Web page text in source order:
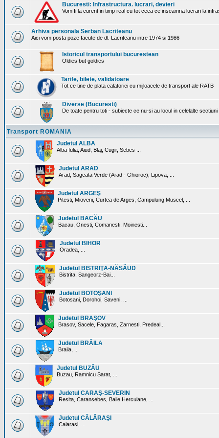
Bucuresti: Infrastructura. lucrari, devieri
Vom fi la curent in timp real cu tot ceea ce inseamna lucrari la
Arhiva personala Serban Lacriteanu
Aici vom posta poze facute de dl. Lacriteanu intre 1974 si 1986
Istoricul transportului bucurestean
Oldies but goldies
Tarife, bilete, validatoare
Tot ce tine de plata calatoriei cu mijloacele de transport ale RATB
Diverse (Bucuresti)
De toate pentru toti - subiecte ce nu-si au locul in celelalte
Transport ROMANIA
Judetul ALBA
Alba Iulia, Aiud, Blaj, Cugir, Sebes ...
Judetul ARAD
Arad, Sageata Verde (Arad - Ghioroc), Lipova, ...
Judetul ARGEŞ
Pitesti, Mioveni, Curtea de Arges, Campulung Muscel, ...
Judetul BACĂU
Bacau, Onesti, Comanesti, Moinesti...
Judetul BIHOR
Oradea, ...
Judetul BISTRIŢA-NĂSĂUD
Bistrita, Sangeorz-Bai...
Judetul BOTOŞANI
Botosani, Dorohoi, Saveni, ...
Judetul BRAŞOV
Brasov, Sacele, Fagaras, Zarnesti, Predeal...
Judetul BRĂILA
Braila, ...
Judetul BUZĂU
Buzau, Ramnicu Sarat, ...
Judetul CARAŞ-SEVERIN
Resita, Caransebes, Baile Herculane, ...
Judetul CĂLĂRAŞI
Calarasi, ...